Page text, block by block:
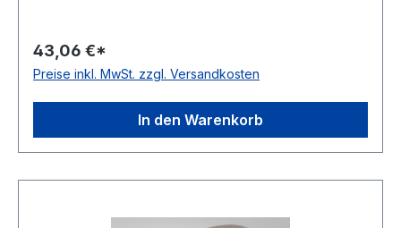
Norm DIN 7721 antistatisch nein
43,06 €*
Preise inkl. MwSt. zzgl. Versandkosten
In den Warenkorb